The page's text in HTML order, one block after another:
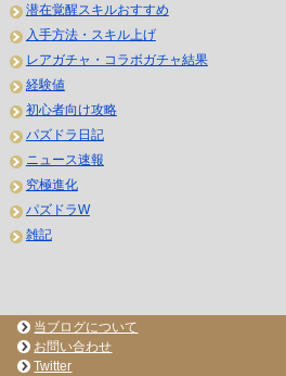
潜在覚醒スキルおすすめ
入手方法・スキル上げ
レアガチャ・コラボガチャ結果
経験値
初心者向け攻略
パズドラ日記
ニュース速報
究極進化
パズドラW
雑記
当ブログについて
お問い合わせ
Twitter